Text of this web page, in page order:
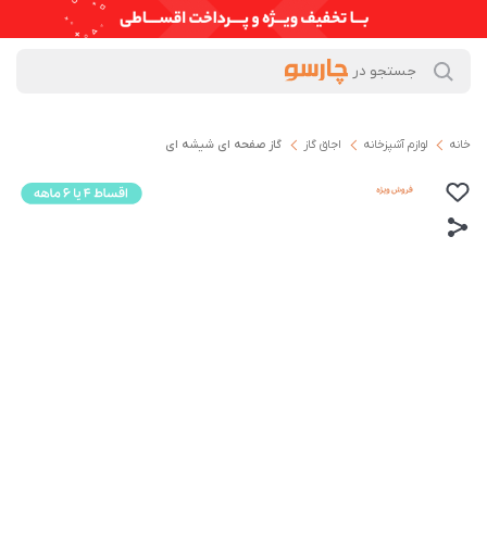
خانه لوازم آشپزخانه اجاق گاز گاز صفحه ای شیشه ای